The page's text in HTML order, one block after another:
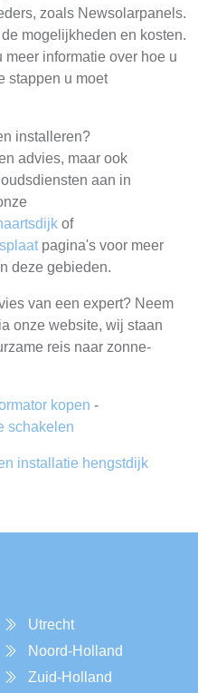
zoals Newsolarpanels.
mogelijkheden en kosten.
meer informatie over hoe u
stappen u moet
installeren?
advies, maar ook
aan in
of
pagina's voor meer
deze gebieden.
van een expert? Neem
onze website, wij staan
reis naar zonne-
kopen -
schakelen
installatie hengstdijk
Utrecht
Noord-Holland
Zuid-Holland